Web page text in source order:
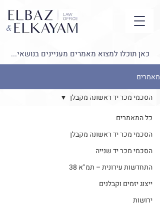
כאן תוכלו למצוא מאמרים מעניינים בנושאי...
מאמרים
כל המאמרים
הסכמי מכר יד ראשונה מקבלן
הסכמי מכר יד שנייה
התחדשות עירונית – תמ"א 38
ייצוג יזמים וקבלנים
ירושות
הסכמי מכר יד ראשונה מקבלן